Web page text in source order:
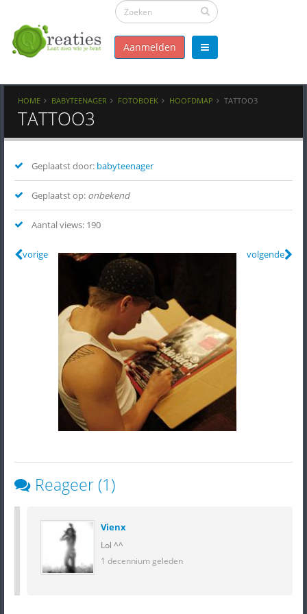
Aanmelden
HOME BABYTEENAGER FOTOBOEK HOOFDMAP TATTOO3
TATTOO3
Geplaatst door: babyteenager
Geplaatst op: onbekend
Aantal views: 190
vorige volgende
Reageer (1)
Vienx
Lol ^^
1 decennium geleden